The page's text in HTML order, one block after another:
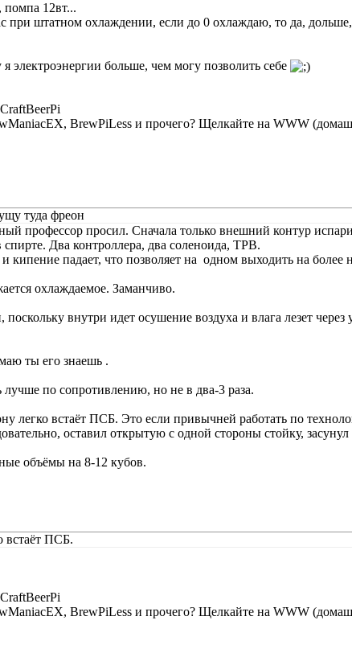
помпа 12вт...
при штатном охлаждении, если до 0 охлаждаю, то да,
электроэнергии больше, чем могу позволить себе
BrewPiLess и прочего? Щелкайте на WWW
туда фреон
профессор просил. Сначала только внешний контур
Два контроллера, два соленоида, ТРВ.
кипение падает, что позволяет на одном выходить на более
охлаждаемое. Заманчиво.
внутри идет осушение воздуха и влага лезет через
ты его знаешь .
по сопротивлению, но не в два-3 раза.
легко встаёт ПСБ. Это если привычней работать по
оставил открытую с одной стороны стойку,
объёмы на 8-12 кубов.
встаёт ПСБ.
BrewPiLess и прочего? Щелкайте на WWW